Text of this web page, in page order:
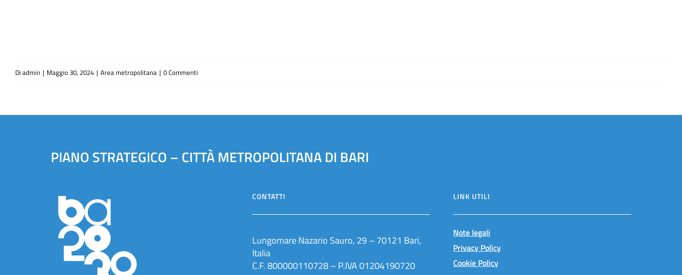
Di admin | Maggio 30, 2024 | Area metropolitana | 0 Commenti
PIANO STRATEGICO – CITTÀ METROPOLITANA DI BARI
CONTATTI
Lungomare Nazario Sauro, 29 – 70121 Bari,
Italia
C.F. 800000110728 – P.IVA 01204190720
LINK UTILI
Note legali
Privacy Policy
Cookie Policy